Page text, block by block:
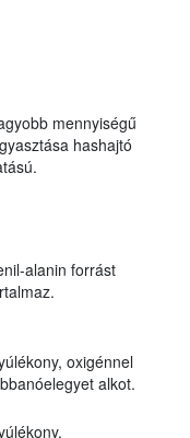
mennyiségű
hashajtó
alanin forrást
oxigénnel
alkot.